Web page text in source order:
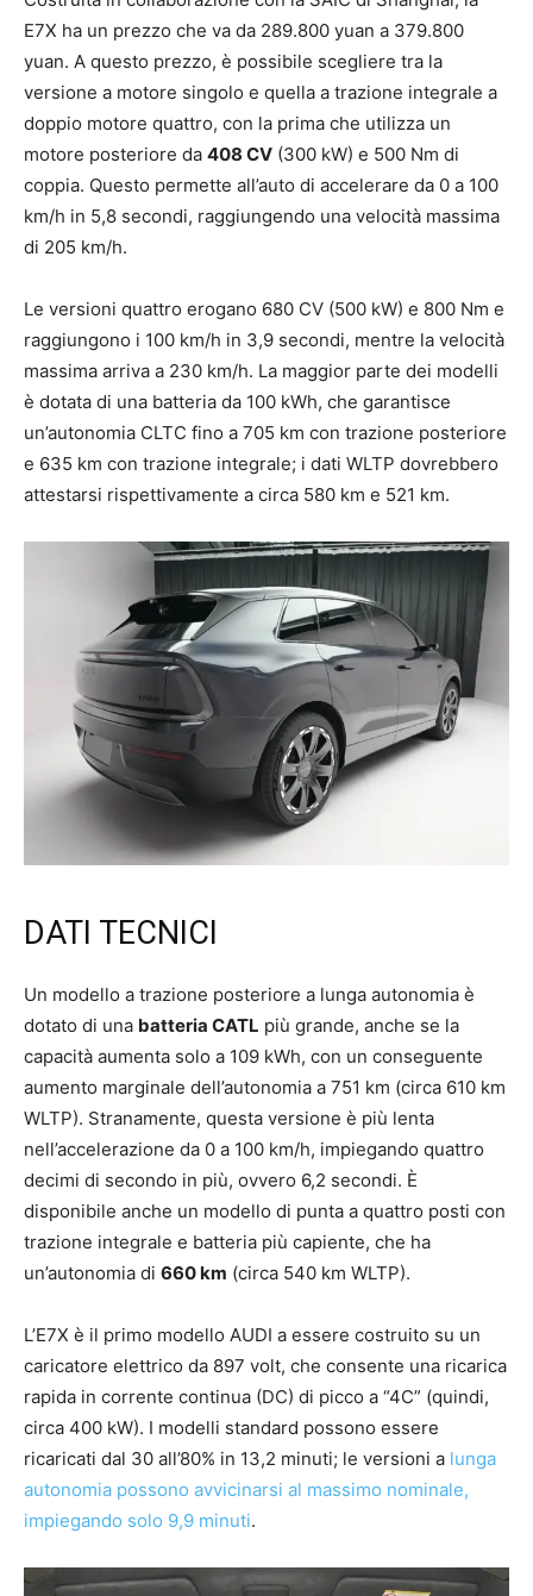
E7X ha un prezzo che va da 289.800 yuan a 379.800
yuan. A questo prezzo, è possibile scegliere tra la
versione a motore singolo e quella a trazione integrale a
doppio motore quattro, con la prima che utilizza un
motore posteriore da 408 CV (300 kW) e 500 Nm di
coppia. Questo permette all’auto di accelerare da 0 a 100
km/h in 5,8 secondi, raggiungendo una velocità massima
di 205 km/h.
Le versioni quattro erogano 680 CV (500 kW) e 800 Nm e
raggiungono i 100 km/h in 3,9 secondi, mentre la velocità
massima arriva a 230 km/h. La maggior parte dei modelli
è dotata di una batteria da 100 kWh, che garantisce
un’autonomia CLTC fino a 705 km con trazione posteriore
e 635 km con trazione integrale; i dati WLTP dovrebbero
attestarsi rispettivamente a circa 580 km e 521 km.
DATI TECNICI
Un modello a trazione posteriore a lunga autonomia è
dotato di una batteria CATL più grande, anche se la
capacità aumenta solo a 109 kWh, con un conseguente
aumento marginale dell’autonomia a 751 km (circa 610 km
WLTP). Stranamente, questa versione è più lenta
nell’accelerazione da 0 a 100 km/h, impiegando quattro
decimi di secondo in più, ovvero 6,2 secondi. È
disponibile anche un modello di punta a quattro posti con
trazione integrale e batteria più capiente, che ha
un’autonomia di 660 km (circa 540 km WLTP).
L’E7X è il primo modello AUDI a essere costruito su un
caricatore elettrico da 897 volt, che consente una ricarica
rapida in corrente continua (DC) di picco a “4C” (quindi,
circa 400 kW). I modelli standard possono essere
ricaricati dal 30 all’80% in 13,2 minuti; le versioni a lunga
autonomia possono avvicinarsi al massimo nominale,
impiegando solo 9,9 minuti.